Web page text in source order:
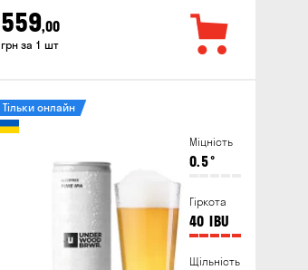
559,00
грн за 1 шт
Міцність
0.5°
Гіркота
40 IBU
Щільність
Тільки онлайн